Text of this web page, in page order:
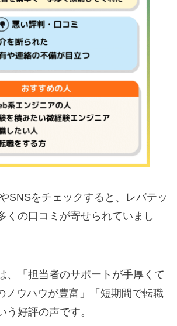
SNSをチェックすると、レバテッ
くの口コミが寄せられていまし
、「担当者のサポートが手厚くて
ノウハウが豊富」「短期間で転職
う好評の声です。